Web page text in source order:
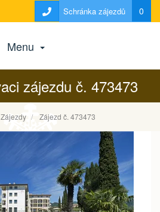
Schránka zájezdů 0
Menu
zájezdu č. 473473
Zájezdy Zájezd č. 473473